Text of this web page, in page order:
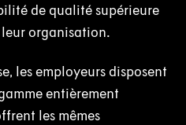
de qualité supérieure
organisation.
les employeurs disposent
entièrement
les mêmes